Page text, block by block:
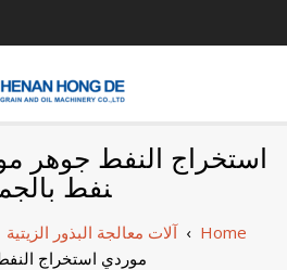
بناء
استخراج النفط جوهر
نفط
Home
›آلات معالجة البذور الزيتية
موردي استخراج